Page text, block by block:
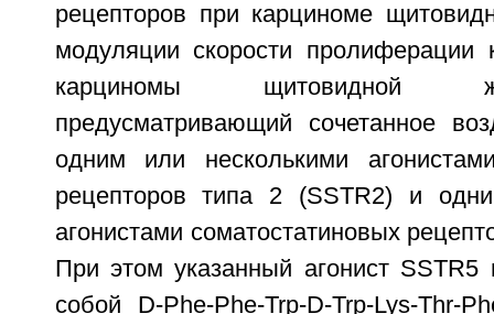
рецепторов при карциноме
модуляции скорости пролиферации
карциномы щитовидной
предусматривающий сочетанное
одним или несколькими
рецепторов типа 2 (SSTR2) и
агонистами соматостатиновых
При этом указанный агонист SSTR5
собой D-Phe-Phe-Trp-D-Trp-Lys-Thr-